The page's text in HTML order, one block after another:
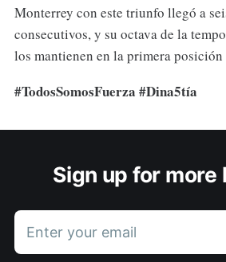
Monterrey con este triunfo llegó a
consecutivos, y su octava de la
los mantienen en la primera
#TodosSomosFuerza #Dina5tía
Sign up for more
Enter your email